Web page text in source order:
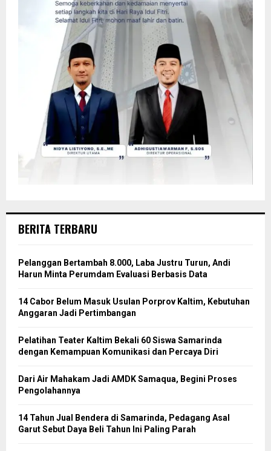
BERITA TERBARU
Pelanggan Bertambah 8.000, Laba Justru Turun, Andi
Harun Minta Perumdam Evaluasi Berbasis Data
14 Cabor Belum Masuk Usulan Porprov Kaltim, Kebutuhan
Anggaran Jadi Pertimbangan
Pelatihan Teater Kaltim Bekali 60 Siswa Samarinda
dengan Kemampuan Komunikasi dan Percaya Diri
Dari Air Mahakam Jadi AMDK Samaqua, Begini Proses
Pengolahannya
14 Tahun Jual Bendera di Samarinda, Pedagang Asal
Garut Sebut Daya Beli Tahun Ini Paling Parah